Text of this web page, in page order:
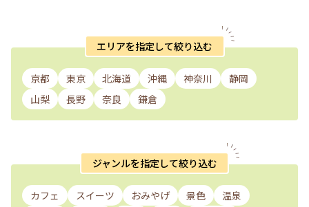
エリアを指定して絞り込む
京都 東京 北海道 沖縄 神奈川
静岡
山梨
長野 奈良 鎌倉
ジャンルを指定して絞り込む
カフェ スイーツ おみやげ 景色
温泉